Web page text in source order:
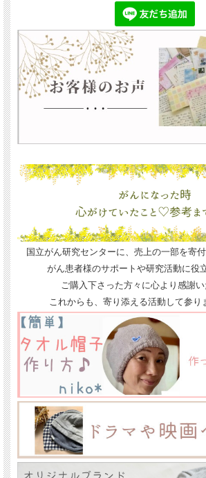
国立がん研究センターに、売上の一部を寄付
がん患者様のサポートや研究活動に役
ご購入下さった方々に心より感謝い
これからも、寄り添える活動して参